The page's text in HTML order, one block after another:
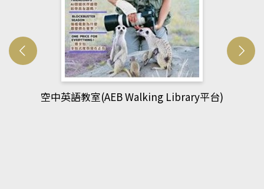
網管人(kono平台)